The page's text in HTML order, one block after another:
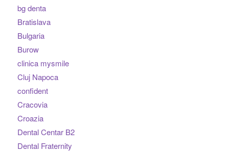
bg denta
Bratislava
Bulgaria
Burow
clinica mysmile
Cluj Napoca
confident
Cracovia
Croazia
Dental Centar B2
Dental Fraternity